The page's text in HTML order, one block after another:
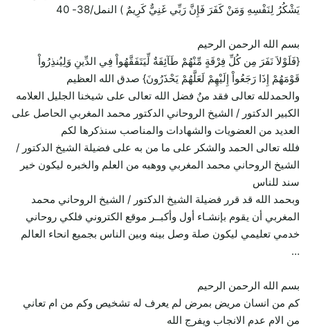
يَشْكُرُ لِنَفْسِهِ وَمَنْ كَفَرَ فَإِنَّ رَبِّي غَنِيٌّ كَرِيمٌ ) النمل/38- 40
بسم الله الرحمن الرحيم
{فَلَوْلاَ نَفَرَ مِن كُلِّ فِرْقَةٍ مِّنْهُمْ طَآئِفَةٌ لِّيَتَفَقَّهُواْ فِي الدِّينِ وَلِيُنذِرُواْ
قَوْمَهُمْ إِذَا رَجَعُواْ إِلَيْهِمْ لَعَلَّهُمْ يَحْذَرُونَ} صدق الله العظيم
والحمدلله تعالى فقد منٌ فضل الله تعالى على شيخنا الجليل العلامه
الكبير الدكتور / الشيخ الروحاني الدكتور محمد المغربي الحاصل على
العديد من العضويات والشهادات والمناصب سنذكرها لكم
فلله تعالى الحمد والشكر على ما من به على فضيلة الشيخ الدكتور /
الشيخ الروحاني محمد المغربي ووهبه من العلم والخبره ليكون خير
سند للناس
وبحمد الله قد قرر فضيلة الشيخ الدكتور / الشيخ الروحاني محمد
المغربي أن يقوم بإنشـاء أول وأكبــر موقع الكتروني فلكي روحاني
خدمي تعليمي ليكون صلة وصل بينه وبين الناس بجميع انحاء العالم
…
بسم الله الرحمن الرحيم
كم من انسان مريض بمرض لم يعرف له تشخيص وكم من ام تعاني
من الام عدم الانجاب ويفرج الله